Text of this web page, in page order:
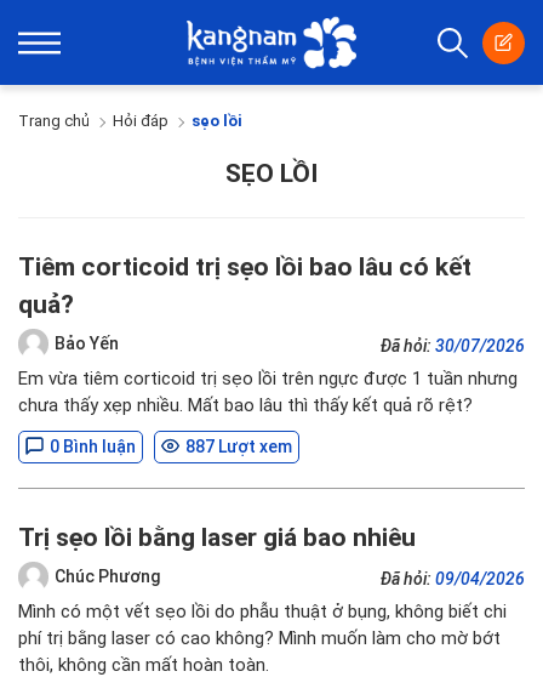
Trang chủ Hỏi đáp sẹo lồi
SẸO LỒI
Tiêm corticoid trị sẹo lồi bao lâu có kết
quả?
Bảo Yến Đã hỏi: 30/07/2026
Em vừa tiêm corticoid trị sẹo lồi trên ngực được 1 tuần nhưng
chưa thấy xẹp nhiều. Mất bao lâu thì thấy kết quả rõ rệt?
0 Bình luận 887 Lượt xem
Trị sẹo lồi bằng laser giá bao nhiêu
Chúc Phương Đã hỏi: 09/04/2026
Mình có một vết sẹo lồi do phẫu thuật ở bụng, không biết chi
phí trị bằng laser có cao không? Mình muốn làm cho mờ bớt
thôi, không cần mất hoàn toàn.